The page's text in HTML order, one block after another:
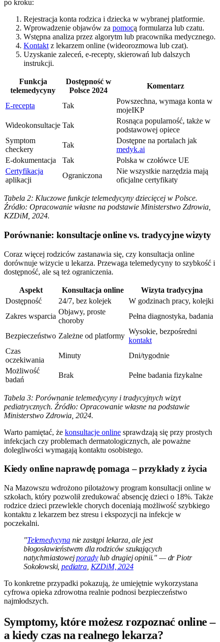
po kroku:
Rejestracja konta rodzica i dziecka w wybranej platformie.
Wprowadzenie objawów za pomocą formularza lub czatu.
Wstępna analiza przez algorytm lub pracownika medycznego.
Kontakt z lekarzem online (wideorozmowa lub czat).
Uzyskanie zaleceń, e-recepty, skierowań lub dalszych
instrukcji.
Funkcja
telemedycyny
Dostępność w
Polsce 2024
Komentarz
E-recepta Tak
Powszechna, wymaga konta w
mojeIKP
Wideokonsultacje Tak
Rosnąca popularność, także w
podstawowej opiece
Symptom
checkery
Tak
Dostępne na portalach jak
medyk.ai
E-dokumentacja
Tak
Polska w czołówce UE
Certyfikacja
aplikacji
Ograniczona
Nie wszystkie narzędzia mają
oficjalne certyfikaty
Tabela 2: Kluczowe funkcje telemedycyny dziecięcej w Polsce.
Źródło: Opracowanie własne na podstawie Ministerstwo Zdrowia,
KZDiM, 2024.
Porównanie: konsultacje online vs. tradycyjne wizyty
Coraz więcej rodziców zastanawia się, czy konsultacja online
dorównuje wizycie u lekarza. Przewaga telemedycyny to szybkość i
dostępność, ale są też ograniczenia.
Aspekt Konsultacja online
Wizyta tradycyjna
Dostępność
24/7, bez kolejek
W godzinach pracy, kolejki
Zakres wsparcia
Objawy, proste
choroby
Pełna diagnostyka, badania
Bezpieczeństwo Zależne od platformy
Wysokie, bezpośredni
kontakt
Czas
oczekiwania
Minuty
Dni/tygodnie
Możliwość
badań
Brak Pełne badania fizykalne
Tabela 3: Porównanie telemedycyny i tradycyjnych wizyt
pediatrycznych. Źródło: Opracowanie własne na podstawie
Ministerstwo Zdrowia, 2024.
Warto pamiętać, że konsultacje online sprawdzają się przy prostych
infekcjach czy problemach dermatologicznych, ale poważne
dolegliwości wymagają kontaktu osobistego.
Kiedy online naprawdę pomaga – przykłady z życia
Na Mazowszu wdrożono pilotażowy program konsultacji online w
szkołach, który pozwolił zredukować absencję dzieci o 18%. Także
rodzice dzieci przewlekle chorych doceniają możliwość szybkiego
kontaktu z lekarzem bez stresu i ekspozycji na infekcje w
poczekalni.
"Telemedycynanie zastąpi lekarza, ale jest
błogosławieństwem dla rodziców szukających
natychmiastowejporadylub drugiej opinii." — dr Piotr
Sokołowski,pediatra, KZDiM, 2024
To konkretne przypadki pokazują, że umiejętnie wykorzystana
cyfrowa opieka zdrowotna realnie podnosi bezpieczeństwo
najmłodszych.
Symptomy, które możesz rozpoznać online –
a kiedy czas na realnego lekarza?